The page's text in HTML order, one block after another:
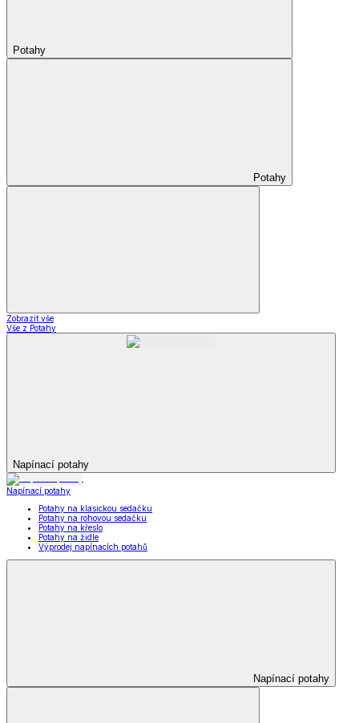
Potahy
Potahy
Zobrazit vše
Vše z Potahy
Napínací potahy
Napínací potahy
Potahy na klasickou sedačku
Potahy na rohovou sedačku
Potahy na křeslo
Potahy na židle
Výprodej napínacích potahů
Napínací potahy